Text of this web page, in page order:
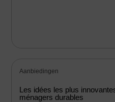
Aanbiedingen
Les idées les plus
ménagers durables